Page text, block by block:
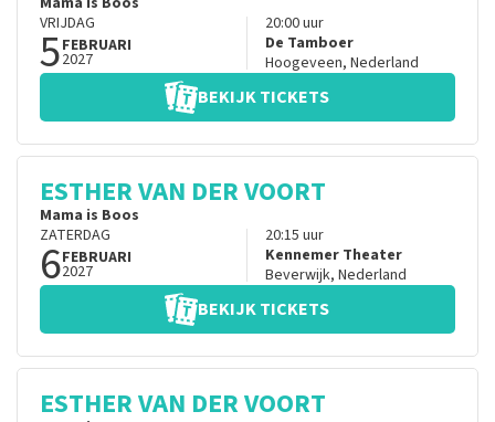
VRIJDAG
5FEBRUARI
2027
20:00uur
De Tamboer
Hoogeveen, Nederland
BEKIJK TICKETS
ESTHER VAN DER VOORT
Mama is Boos
ZATERDAG
6FEBRUARI
2027
20:15 uur
Kennemer Theater
Beverwijk, Nederland
BEKIJK TICKETS
ESTHER VAN DER VOORT